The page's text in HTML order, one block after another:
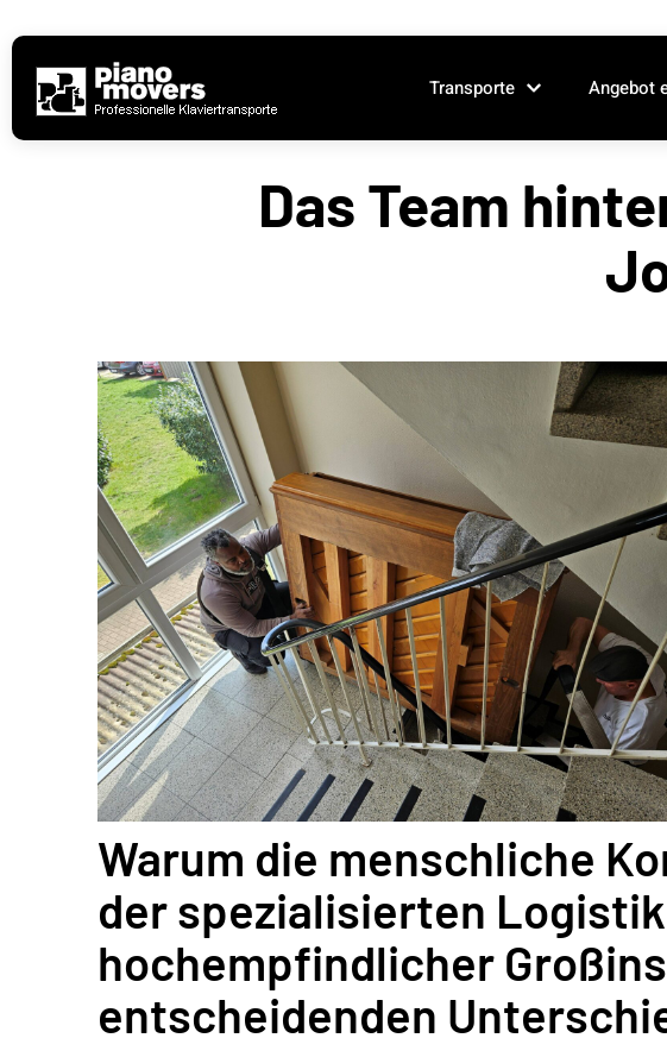
Transporte Angebot
Das Team
Warum die menschliche
der spezialisierten Logistik
hochempfindlicher
entscheidenden